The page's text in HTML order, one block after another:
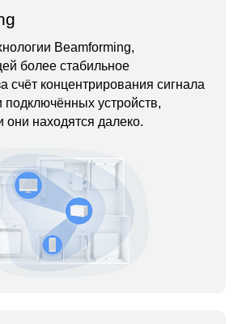
Beamforming,
более стабильное
счёт концентрирования сигнала
подключённых устройств,
они находятся далеко.